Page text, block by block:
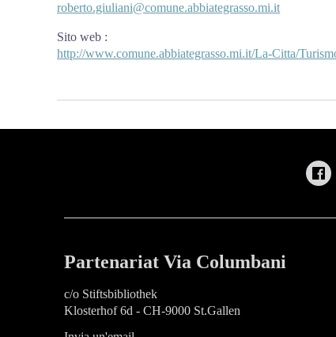
roberto.giuliani@comune.abbiategrasso.mi.it
Sito web :
http://www.comune.abbiategrasso.mi.it/La-Citta/
Partenariat Via Columbani
c/o Stiftsbibliothek
Klosterhof 6d - CH-9000 St.Gallen